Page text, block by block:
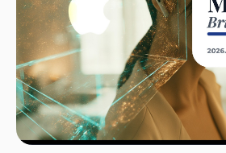
거시적 악재없이 하루 만에 9.99%가 무너지며
돌아가기 시작한 것은 무엇을 의미할까요?연준의
지대한 공헌을 했고 동시에 금융위기의 씨앗을 뿌
의장이 100세에 타계를 하며 던진 질문에 우리는
있을까요? 평화합의를 한지 2주도 안돼 다시 불
보며 도취와 균열이 공존하는 이 변곡점에 우리는
다시 되돌아봐야 할 때입니다.